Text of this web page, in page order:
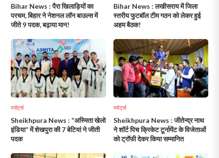
Bihar News : पैरा खिलाड़ियों का
परचम, बिहार ने नेशनल लॉन बाउल्स में
जीते 9 पदक, बढ़ाया मान!
Bihar News : लखीसराय में जिला
स्तरीय फुटबॉल टीम गठन को लेकर हुई
अहम बैठक!
स्पोर्ट्स
Sheikhpura News : “अस्मिता खेलो
इंडिया” में शेखपुरा की 7 बेटियां ने जीती
पदक
स्पोर्ट्स
Sheikhpura News : जीतेन्द्र नाथ
ने शॉर्ट पिच क्रिकेट टूर्नामेंट के विजेताओं
को ट्रॉफी देकर किया सम्मानित